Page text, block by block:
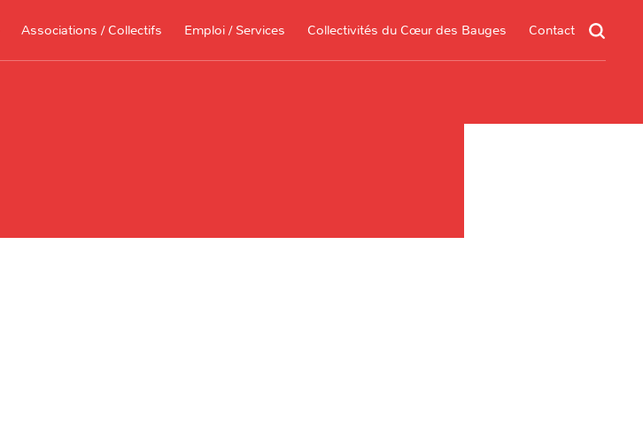
Associations / Collectifs Emploi / Services Collectivités du Cœur des Bauges Contact